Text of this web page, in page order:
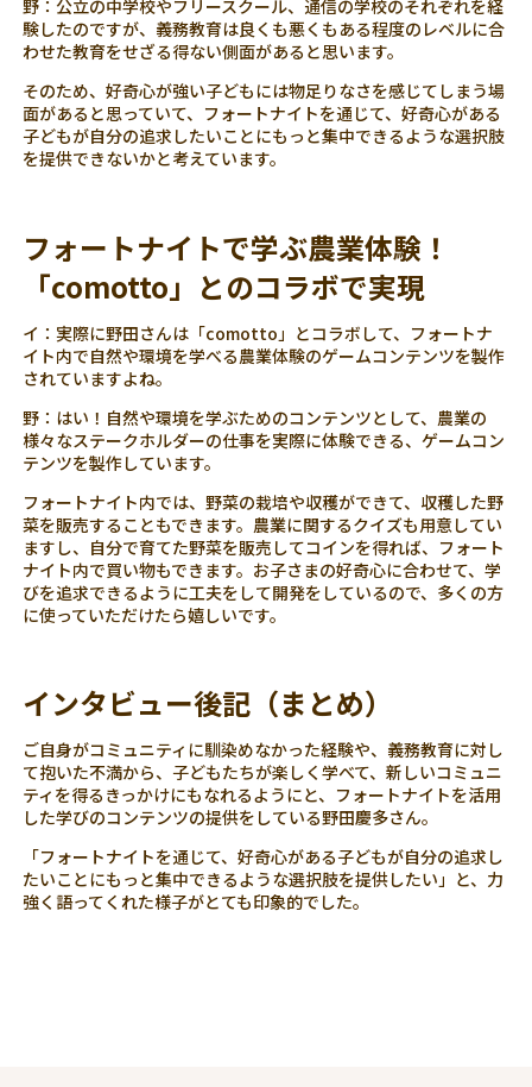
野：公立の中学校やフリースクール、通信の学校のそれぞれを経
験したのですが、義務教育は良くも悪くもある程度のレベルに合
わせた教育をせざる得ない側面があると思います。
そのため、好奇心が強い子どもには物足りなさを感じてしまう場
面があると思っていて、フォートナイトを通じて、好奇心がある
子どもが自分の追求したいことにもっと集中できるような選択肢
を提供できないかと考えています。
フォートナイトで学ぶ農業体験！
「comotto」とのコラボで実現
イ：実際に野田さんは「comotto」とコラボして、フォートナ
イト内で自然や環境を学べる農業体験のゲームコンテンツを製作
されていますよね。
野：はい！自然や環境を学ぶためのコンテンツとして、農業の
様々なステークホルダーの仕事を実際に体験できる、ゲームコン
テンツを製作しています。
フォートナイト内では、野菜の栽培や収穫ができて、収穫した野
菜を販売することもできます。農業に関するクイズも用意してい
ますし、自分で育てた野菜を販売してコインを得れば、フォート
ナイト内で買い物もできます。お子さまの好奇心に合わせて、学
びを追求できるように工夫をして開発をしているので、多くの方
に使っていただけたら嬉しいです。
インタビュー後記（まとめ）
ご自身がコミュニティに馴染めなかった経験や、義務教育に対し
て抱いた不満から、子どもたちが楽しく学べて、新しいコミュニ
ティを得るきっかけにもなれるようにと、フォートナイトを活用
した学びのコンテンツの提供をしている野田慶多さん。
「フォートナイトを通じて、好奇心がある子どもが自分の追求し
たいことにもっと集中できるような選択肢を提供したい」と、力
強く語ってくれた様子がとても印象的でした。